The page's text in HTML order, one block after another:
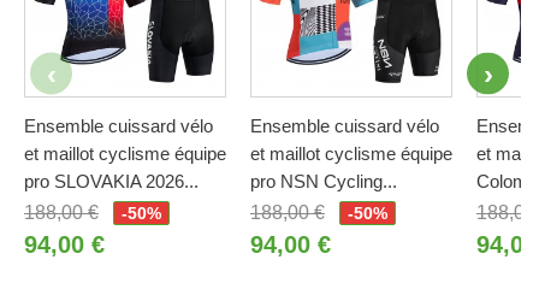
Ensemble cuissard vélo
et maillot cyclisme équipe
pro SLOVAKIA 2026...
188,00 €
-50%
94,00 €
Ensemble cuissard vélo
et maillot cyclisme équipe
pro NSN Cycling...
188,00 €
-50%
94,00 €
et
188,00